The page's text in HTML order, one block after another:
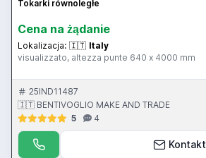
Tokarki równoległe
Cena na żądanie
Lokalizacja: 🇮🇹 Italy
visualizzato, altezza punte 640 x 4000 mm
25IND11487
🇮🇹 BENTIVOGLIO MAKE AND TRADE
5
4
Kontakt